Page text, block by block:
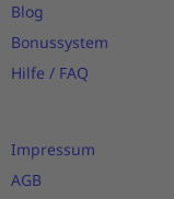
Blog
Bonussystem
Hilfe / FAQ
Impressum
AGB